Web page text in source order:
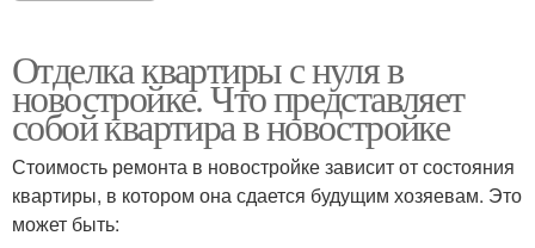
Отделка квартиры с нуля в
новостройке. Что представляет
собой квартира в новостройке
Стоимость ремонта в новостройке зависит от состояния
квартиры, в котором она сдается будущим хозяевам. Это
может быть: